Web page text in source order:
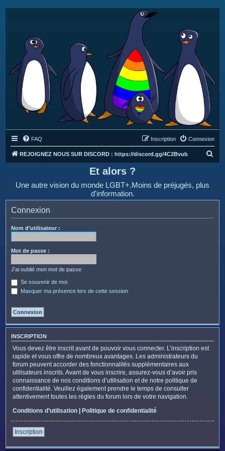
FAQ Connexion
Inscription
REJOIGNEZ NOUS SUR DISCORD : https://discord.gg/4C2Bvub
e
Et alors ?
Une autre vision du monde LGBT+.Moins de préjugés, plus
d'information.
Connexion
Nom d’utilisateur :
Mot de passe :
J’ai oublié mon mot de passe
Se souvenir de moi
Masquer ma présence lors de cette session
INSCRIPTION
Vous devez être inscrit avant de pouvoir vous connecter. L’inscription est
rapide et vous offre de nombreux avantages. Les administrateurs du
forum peuvent accorder des fonctionnalités supplémentaires aux
utilisateurs inscrits. Avant de vous inscrire, assurez-vous d’avoir pris
connaissance de nos conditions d’utilisation et de notre politique de
confidentialité. Veuillez également prendre le temps de consulter
attentivement toutes les règles du forum lors de votre navigation.
Conditions d’utilisation | Politique de confidentialité
Inscription